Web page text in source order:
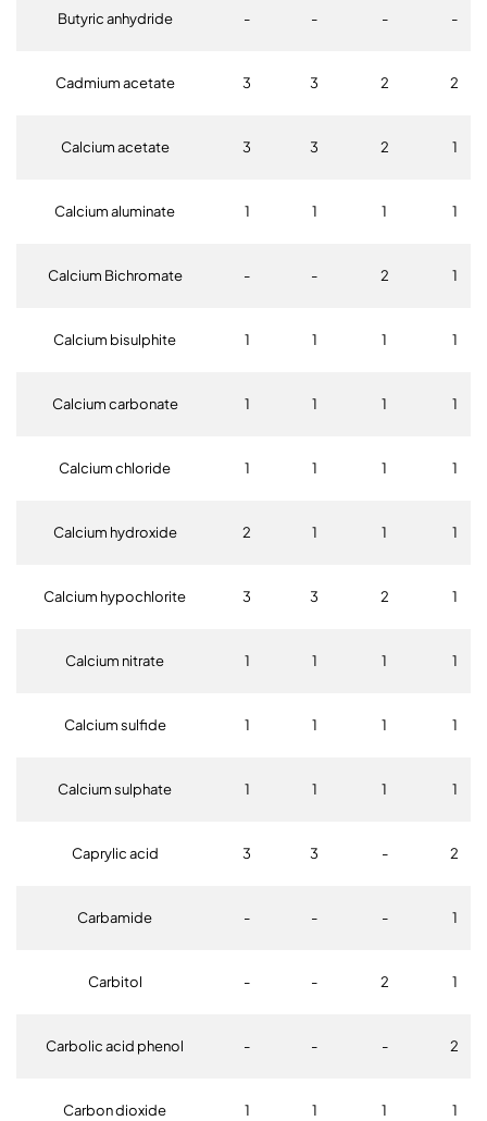
Butyric anhydride - - - -
Cadmium acetate 3 3 2 2
Calcium acetate 3 3 2 1
Calcium aluminate 1 1 1 1
Calcium Bichromate - - 2 1
Calcium bisulphite 1 1 1 1
Calcium carbonate 1 1 1 1
Calcium chloride 1 1 1 1
Calcium hydroxide 2 1 1 1
Calcium hypochlorite 3 3 2 1
Calcium nitrate 1 1 1 1
Calcium sulfide 1 1 1 1
Calcium sulphate 1 1 1 1
Caprylic acid 3 3 - 2
Carbamide - - - 1
Carbitol - - 2 1
Carbolic acid phenol - - - 2
Carbon dioxide 1 1 1 1